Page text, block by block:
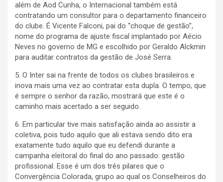
além de Aod Cunha, o Internacional também está
contratando um consultor para o departamento financeiro
do clube. É Vicente Falconi, pai do “choque de gestão”,
nome do programa de ajuste fiscal implantado por Aécio
Neves no governo de MG e escolhido por Geraldo Alckmin
para auditar contratos da gestão de José Serra.
5. O Inter sai na frente de todos os clubes brasileiros e
inova mais uma vez ao contratar esta dupla. O tempo, que
é sempre o senhor da razão, mostrará que este é o
caminho mais acertado a ser seguido.
6. Em particular tive mais satisfação ainda ao assistir a
coletiva, pois tudo aquilo que ali estava sendo dito era
exatamente tudo aquilo que eu defendi durante a
campanha eleitoral do final do ano passado: gestão
profissional. Esse é um dos três pilares que o
Convergência Colorada, grupo ao qual os Conselheiros do